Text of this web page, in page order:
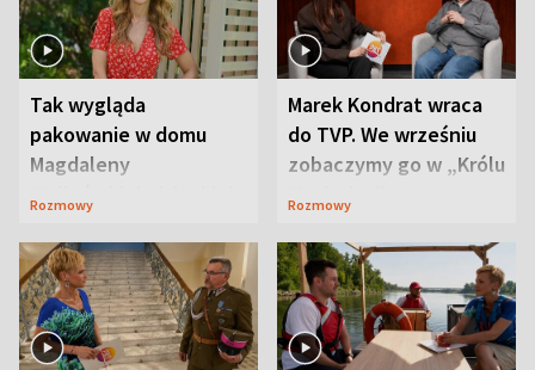
Tak wygląda
pakowanie w domu
Magdaleny
Waligórskiej-Lisieckiej.
Rozmowy
Marek Kondrat wraca
do TVP. We wrześniu
zobaczymy go w „Królu
Maciusiu I”
Rozmowy